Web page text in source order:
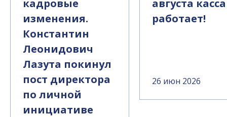
кадровые
изменения.
Константин
Леонидович
Лазута покинул
пост директора
по личной
инициативе
августа
работает!
26 июн 2026